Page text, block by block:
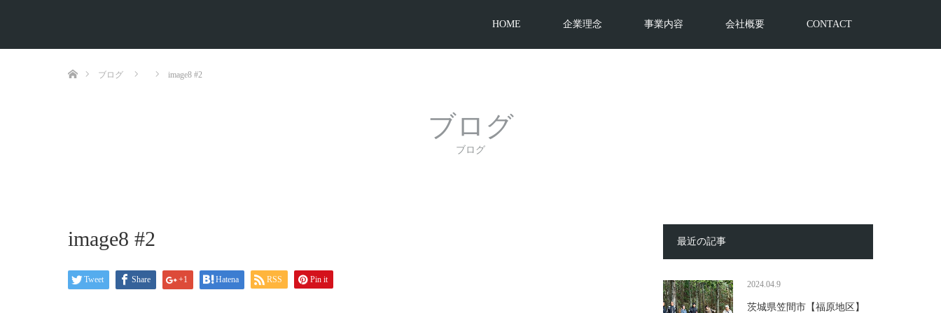
HOME 企業理念 事業内容 会社概要 CONTACT
ブログ image8 #2
ブログ
ブログ
image8 #2
Tweet Share +1 Hatena RSS Pin it
最近の記事
2024.04.9
茨城県笠間市【福原地区】